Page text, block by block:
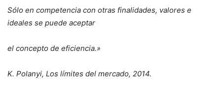
Sólo en competencia con otras finalidades, valores e
ideales se puede aceptar
el concepto de eficiencia.»
K. Polanyi, Los límites del mercado, 2014.